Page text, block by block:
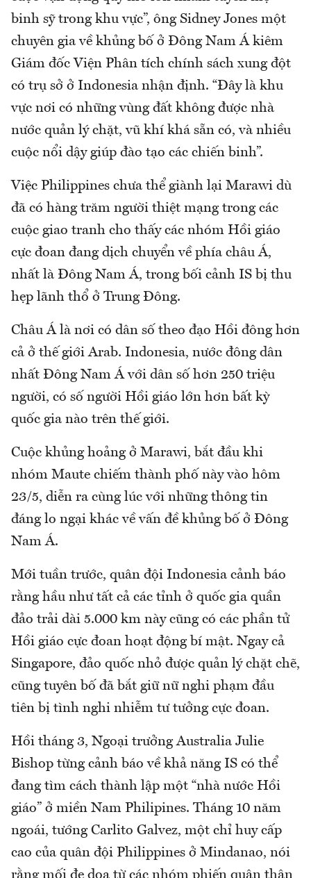
binh sỹ trong khu vực”, ông Sidney Jones một
chuyên gia về khủng bố ở Đông Nam Á kiêm
Giám đốc Viện Phân tích chính sách xung đột
có trụ sở ở Indonesia nhận định. “Đây là khu
vực nơi có những vùng đất không được nhà
nước quản lý chặt, vũ khí khá sẵn có, và nhiều
cuộc nổi dậy giúp đào tạo các chiến binh”.
Việc Philippines chưa thể giành lại Marawi dù
đã có hàng trăm người thiệt mạng trong các
cuộc giao tranh cho thấy các nhóm Hồi giáo
cực đoan đang dịch chuyển về phía châu Á,
nhất là Đông Nam Á, trong bối cảnh IS bị thu
hẹp lãnh thổ ở Trung Đông.
Châu Á là nơi có dân số theo đạo Hồi đông hơn
cả ở thế giới Arab. Indonesia, nước đông dân
nhất Đông Nam Á với dân số hơn 250 triệu
người, có số người Hồi giáo lớn hơn bất kỳ
quốc gia nào trên thế giới.
Cuộc khủng hoảng ở Marawi, bắt đầu khi
nhóm Maute chiếm thành phố này vào hôm
23/5, diễn ra cùng lúc với những thông tin
đáng lo ngại khác về vấn đề khủng bố ở Đông
Nam Á.
Mới tuần trước, quân đội Indonesia cảnh báo
rằng hầu như tất cả các tỉnh ở quốc gia quần
đảo trải dài 5.000 km này cũng có các phần tử
Hồi giáo cực đoan hoạt động bí mật. Ngay cả
Singapore, đảo quốc nhỏ được quản lý chặt chẽ,
cũng tuyên bố đã bắt giữ nữ nghi phạm đầu
tiên bị tình nghi nhiễm tư tưởng cực đoan.
Hồi tháng 3, Ngoại trưởng Australia Julie
Bishop từng cảnh báo về khả năng IS có thể
đang tìm cách thành lập một “nhà nước Hồi
giáo” ở miền Nam Philipines. Tháng 10 năm
ngoái, tướng Carlito Galvez, một chỉ huy cấp
cao của quân đội Philippines ở Mindanao, nói